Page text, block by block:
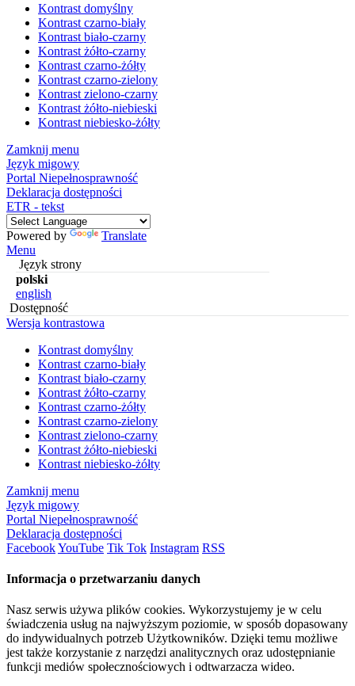
Kontrast domyślny
Kontrast czarno-biały
Kontrast biało-czarny
Kontrast żółto-czarny
Kontrast czarno-żółty
Kontrast czarno-zielony
Kontrast zielono-czarny
Kontrast żółto-niebieski
Kontrast niebiesko-żółty
Zamknij menu
Język migowy
Portal Niepełnosprawność
Deklaracja dostępności
ETR - tekst
Powered by
Translate
Menu
Język strony
polski
english
Dostępność
Wersja kontrastowa
Kontrast domyślny
Kontrast czarno-biały
Kontrast biało-czarny
Kontrast żółto-czarny
Kontrast czarno-żółty
Kontrast czarno-zielony
Kontrast zielono-czarny
Kontrast żółto-niebieski
Kontrast niebiesko-żółty
Zamknij menu
Język migowy
Portal Niepełnosprawność
Deklaracja dostępności
FacebookYouTube Tik Tok Instagram RSS
Informacja o przetwarzaniu danych
Nasz serwis używa plików cookies. Wykorzystujemy je w celu
świadczenia usług na najwyższym poziomie, w sposób dopasowany
do indywidualnych potrzeb Użytkowników. Dzięki temu możliwe
jest także korzystanie z narzędzi analitycznych oraz udostępnianie
funkcji mediów społecznościowych i odtwarzacza wideo.